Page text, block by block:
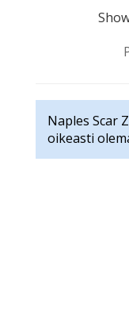
Naples Scar
oikeasti